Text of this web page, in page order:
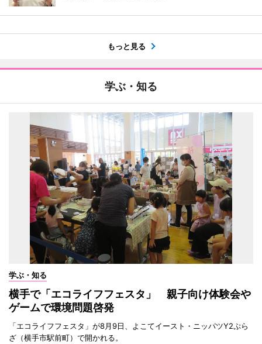
もっと見る
学ぶ・知る
学ぶ・知る
横手で「エコライフフェスタ」 親子向け体験会や
ゲームで環境問題啓発
「エコライフフェスタ」が8月9日、よこてイースト・ニッパツY2ぷら
ざ（横手市駅前町）で開かれる。